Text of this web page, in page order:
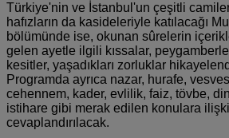
Türkiye'nin ve İstanbul'un çeşitli
hafızların da kasideleriyle katılacağı
bölümünde ise, okunan sûrelerin
gelen ayetle ilgili kıssalar,
kesitler, yaşadıkları zorluklar
Programda ayrıca nazar, hurafe,
cehennem, kader, evlilik, faiz, tövbe,
istihare gibi merak edilen konulara
cevaplandırılacak.